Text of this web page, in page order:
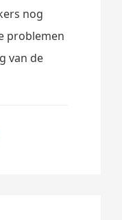
nog
problemen
van de